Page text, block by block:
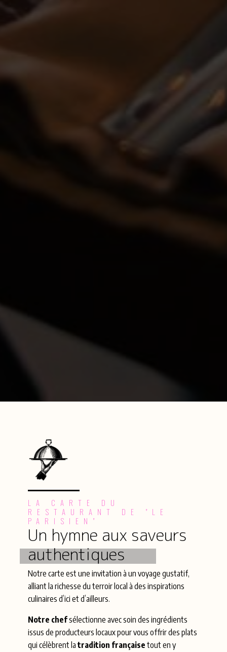
LA CARTE DU
RESTAURANT DE "LE
PARISIEN"
Un hymne aux saveurs
authentiques
Notre carte est une invitation à un voyage gustatif,
alliant la richesse du terroir local à des inspirations
culinaires d’ici et d’ailleurs.
Notre chefsélectionne avec soin des ingrédients
issus de producteurs locaux pour vous offrir des plats
qui célèbrent latradition française tout en y